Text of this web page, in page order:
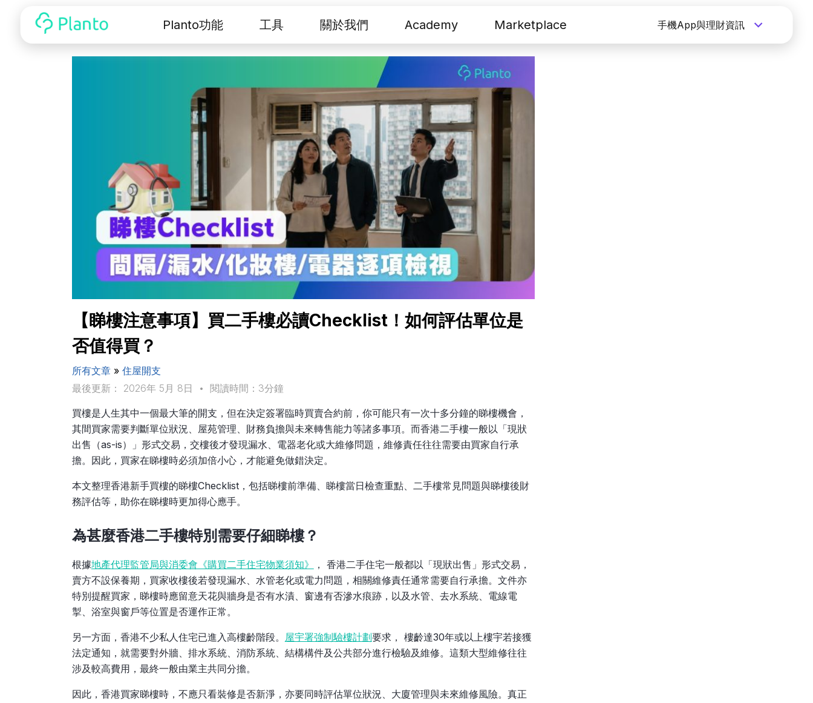
Planto功能 工具 關於我們 Academy Marketplace 手機App與理財資訊
【睇樓注意事項】買二手樓必讀Checklist！如何評估單位是
否值得買？
所有文章» 住屋開支
最後更新： 2026年 5月 8日
• 閱讀時間：3分鐘
買樓是人生其中一個最大筆的開支，但在決定簽署臨時買賣合約前，你可能只有一次十多分鐘的睇樓機會，
其間買家需要判斷單位狀況、屋苑管理、財務負擔與未來轉售能力等諸多事項。而香港二手樓一般以「現狀
出售（as-is）」形式交易，交樓後才發現漏水、電器老化或大維修問題，維修責任往往需要由買家自行承
擔。因此，買家在睇樓時必須加倍小心，才能避免做錯決定。
本文整理香港新手買樓的睇樓Checklist，包括睇樓前準備、睇樓當日檢查重點、二手樓常見問題與睇樓後財
務評估等，助你在睇樓時更加得心應手。
為甚麼香港二手樓特別需要仔細睇樓？
根據地產代理監管局與消委會《購買二手住宅物業須知》
， 香港二手住宅一般都以「現狀出售」形式交易，
賣方不設保養期，買家收樓後若發現漏水、水管老化或電力問題，相關維修責任通常需要自行承擔。文件亦
特別提醒買家，睇樓時應留意天花與牆身是否有水漬、窗邊有否滲水痕跡，以及水管、去水系統、電線電
掣、浴室與窗戶等位置是否運作正常。
另一方面，香港不少私人住宅已進入高樓齡階段。 屋宇署強制驗樓計劃要求， 樓齡達30年或以上樓宇若接獲
法定通知，就需要對外牆、排水系統、消防系統、結構構件及公共部分進行檢驗及維修。這類大型維修往往
涉及較高費用，最終一般由業主共同分擔。
因此，香港買家睇樓時，不應只看裝修是否新淨，亦要同時評估單位狀況、大廈管理與未來維修風險。真正